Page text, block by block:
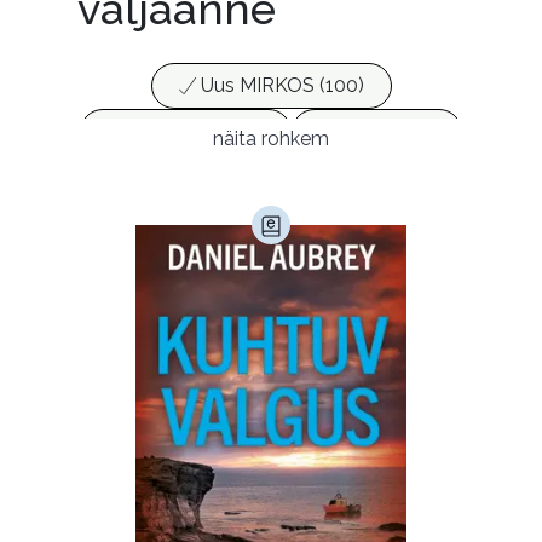
Uus MIRKOS (100)
Populaarsed (25)
Ajakirjad (17)
Armastusromaanid (294)
Audioperioodika
Biograafiad (229)
Eesti kirjandus (1778)
Ettevõtlus (30)
Filoloogia (121)
Filosoofia (148)
näita rohkem